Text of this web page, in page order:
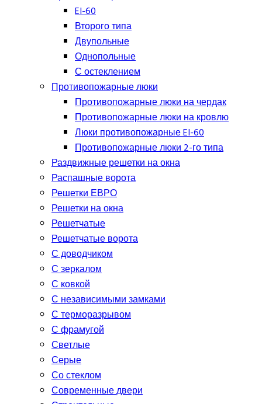
EI-60
Второго типа
Двупольные
Однопольные
С остеклением
Противопожарные люки
Противопожарные люки на чердак
Противопожарные люки на кровлю
Люки противопожарные EI-60
Противопожарные люки 2-го типа
Раздвижные решетки на окна
Распашные ворота
Решетки ЕВРО
Решетки на окна
Решетчатые
Решетчатые ворота
С доводчиком
С зеркалом
С ковкой
С независимыми замками
С терморазрывом
С фрамугой
Светлые
Серые
Со стеклом
Современные двери